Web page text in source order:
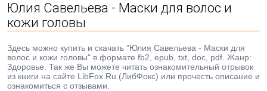
Юлия Савельева - Маски для волос и
кожи головы
Здесь можно купить и скачать "Юлия Савельева - Маски для
волос и кожи головы" в формате fb2, epub, txt, doc, pdf. Жанр:
Здоровье. Так же Вы можете читать ознакомительный отрывок
из книги на сайте LibFox.Ru (ЛибФокс) или прочесть описание и
ознакомиться с отзывами.